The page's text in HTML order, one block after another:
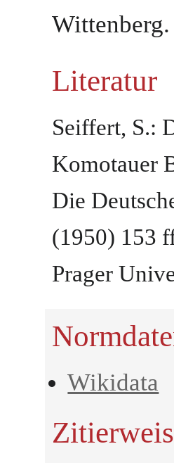
Wittenberg.
Literatur
Seiffert, S.:
Komotauer
Die
(1950) 153
Prager
Wikidata